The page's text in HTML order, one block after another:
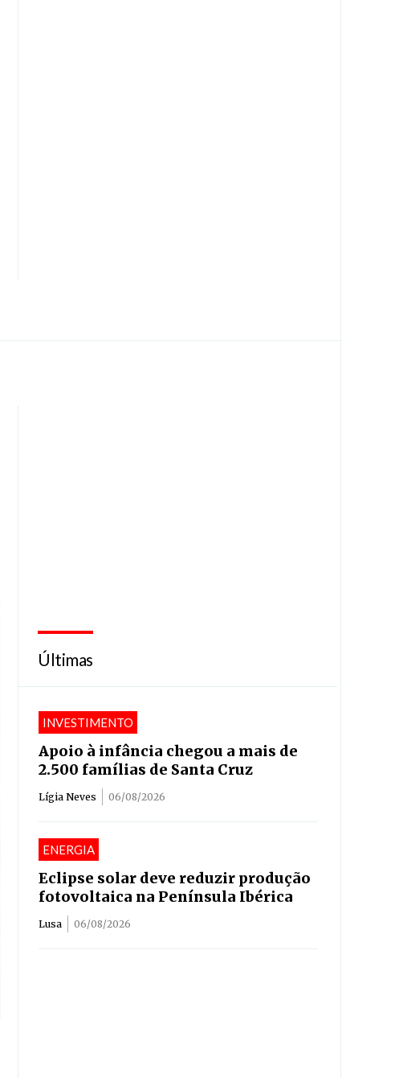
Últimas
INVESTIMENTO
Apoio à infância chegou a mais de
2.500 famílias de Santa Cruz
Lígia Neves 06/08/2026
ENERGIA
Eclipse solar deve reduzir produção
fotovoltaica na Península Ibérica
Lusa 06/08/2026